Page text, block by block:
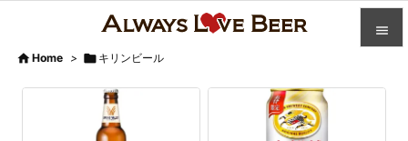

 Home >  キリンビール